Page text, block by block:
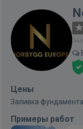
Цены
Заливка фундамента
Примеры работ